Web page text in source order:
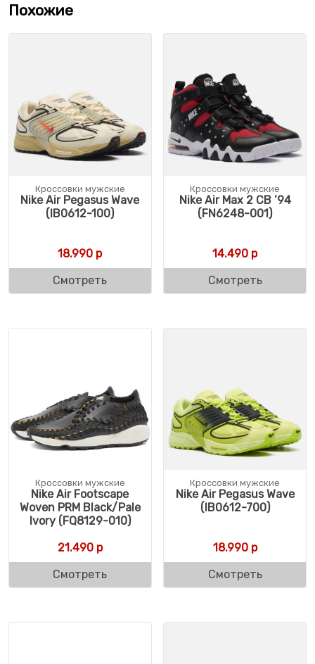
Похожие
Кроссовки мужские
Nike Air Pegasus Wave
(IB0612-100)
18.990 р
Смотреть
Кроссовки мужские
Nike Air Max 2 CB ’94
(FN6248-001)
14.490 р
Смотреть
Кроссовки мужские
Nike Air Footscape
Woven PRM Black/Pale
Ivory (FQ8129-010)
21.490р
Смотреть
Кроссовки мужские
Nike Air Pegasus Wave
(IB0612-700)
18.990р
Смотреть